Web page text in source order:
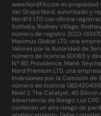
www.NordFX.com es
del Grupo Nord, autorizado y
NordFX LTD con oficina
Sotheby, Rodney Village,
número de registro 2023-
Maximus Global LTD, una
Valores por la Autoridad de
número de licencia SD065 y
N.º 8D, Providence, Mahé,
Nord Premium LTD, una
Inversiones por la Comisión de
número de licencia
Nivel 2, The Catalyst, 40 Silicon
Advertencia de Riesgo: Los
conllevan un alto riesgo de